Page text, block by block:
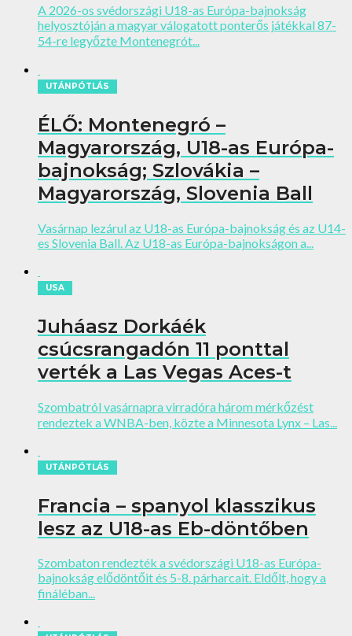
A 2026-os svédországi U18-as Európa-bajnokság
helyosztóján a magyar válogatott ponterős játékkal 87-
54-re legyőzte Montenegrót...
UTÁNPÓTLÁS
ÉLŐ: Montenegró –
Magyarország, U18-as Európa-
bajnokság; Szlovákia –
Magyarország, Slovenia Ball
Vasárnap lezárul az U18-as Európa-bajnokság és az U14-
es Slovenia Ball. Az U18-as Európa-bajnokságon a...
USA
Juháasz Dorkáék
csúcsrangadón 11 ponttal
verték a Las Vegas Aces-t
Szombatról vasárnapra virradóra három mérkőzést
rendeztek a WNBA-ben, közte a Minnesota Lynx – Las...
UTÁNPÓTLÁS
Francia – spanyol klasszikus
lesz az U18-as Eb-döntőben
Szombaton rendezték a svédországi U18-as Európa-
bajnokság elődöntőit és 5-8. párharcait. Eldőlt, hogy a
fináléban...